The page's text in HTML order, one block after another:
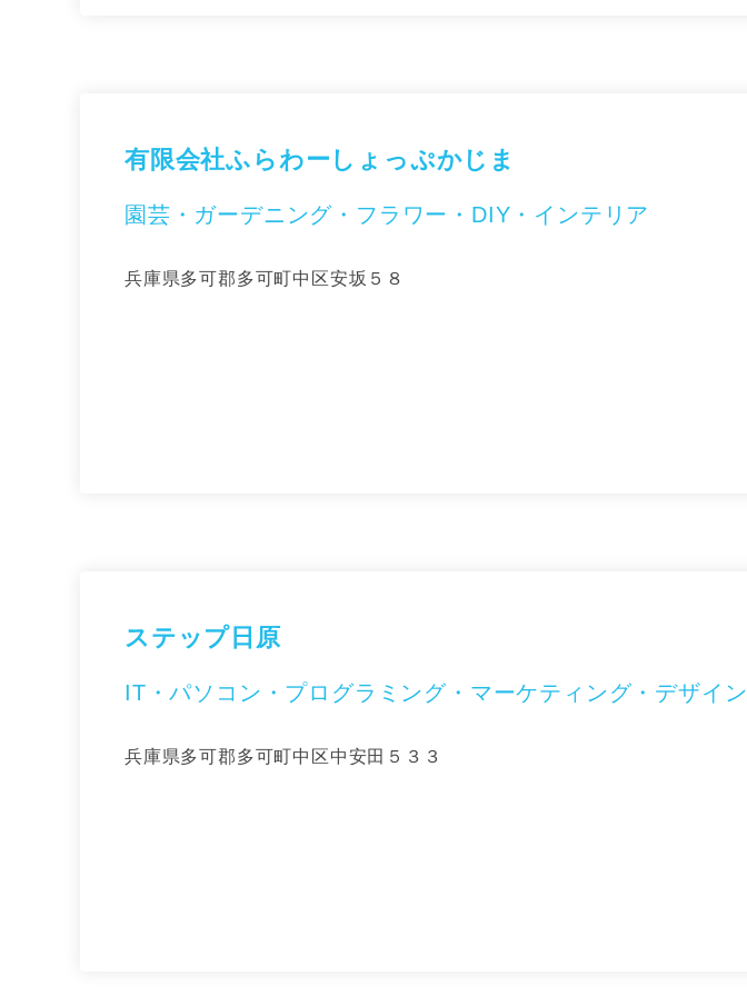
有限会社ふらわーしょっぷかじま
園芸・ガーデニング・フラワー・DIY・インテリア
兵庫県多可郡多可町中区安坂５８
ステップ日原
IT・パソコン・プログラミング・マーケティング・デザイン
兵庫県多可郡多可町中区中安田５３３